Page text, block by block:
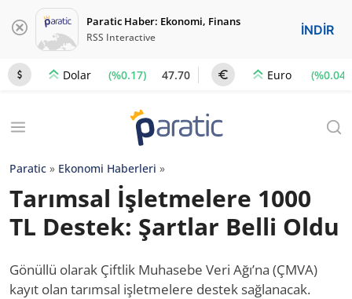
Paratic Haber: Ekonomi, Finans
RSS Interactive İNDİR
Dolar (%0.17) 47.70 Euro (%0.04)
Paratic » Ekonomi Haberleri »
Tarımsal İşletmelere 1000
TL Destek: Şartlar Belli Oldu
Gönüllü olarak Çiftlik Muhasebe Veri Ağı’na (ÇMVA)
kayıt olan tarımsal işletmelere destek sağlanacak.